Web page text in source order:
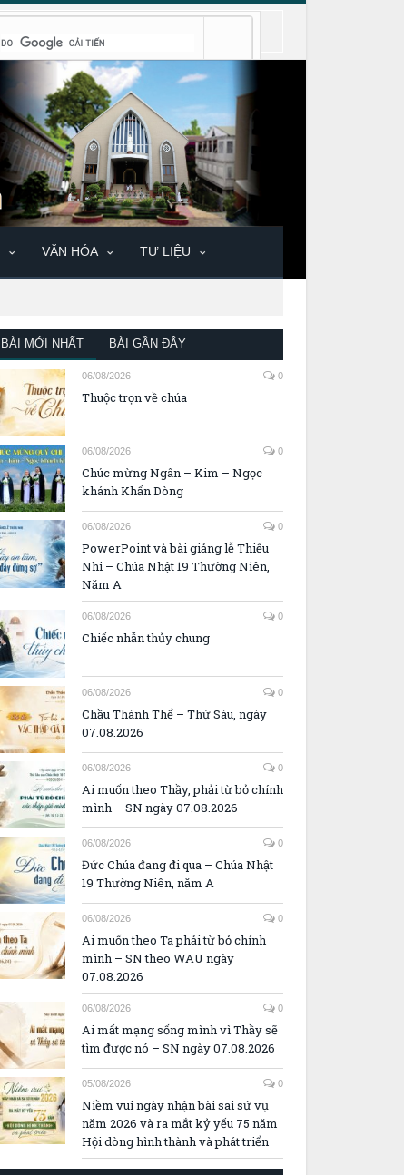
VĂN HÓA TƯ LIỆU
BÀI MỚI NHẤT BÀI GẦN ĐÂY
06/08/2026 0
Thuộc trọn về chúa
06/08/2026 0
Chúc mừng Ngân – Kim – Ngọc
khánh Khấn Dòng
06/08/2026 0
PowerPoint và bài giảng lễ Thiếu
Nhi – Chúa Nhật 19 Thường Niên,
Năm A
06/08/2026 0
Chiếc nhẫn thủy chung
06/08/2026 0
Chầu Thánh Thể – Thứ Sáu, ngày
07.08.2026
06/08/2026 0
Ai muốn theo Thầy, phải từ bỏ chính
mình – SN ngày 07.08.2026
06/08/2026 0
Đức Chúa đang đi qua – Chúa Nhật
19 Thường Niên, năm A
06/08/2026 0
Ai muốn theo Ta phải từ bỏ chính
mình – SN theo WAU ngày
07.08.2026
06/08/2026 0
Ai mất mạng sống mình vì Thầy sẽ
tìm được nó – SN ngày 07.08.2026
05/08/2026 0
Niềm vui ngày nhận bài sai sứ vụ
năm 2026 và ra mắt kỷ yếu 75 năm
Hội dòng hình thành và phát triển